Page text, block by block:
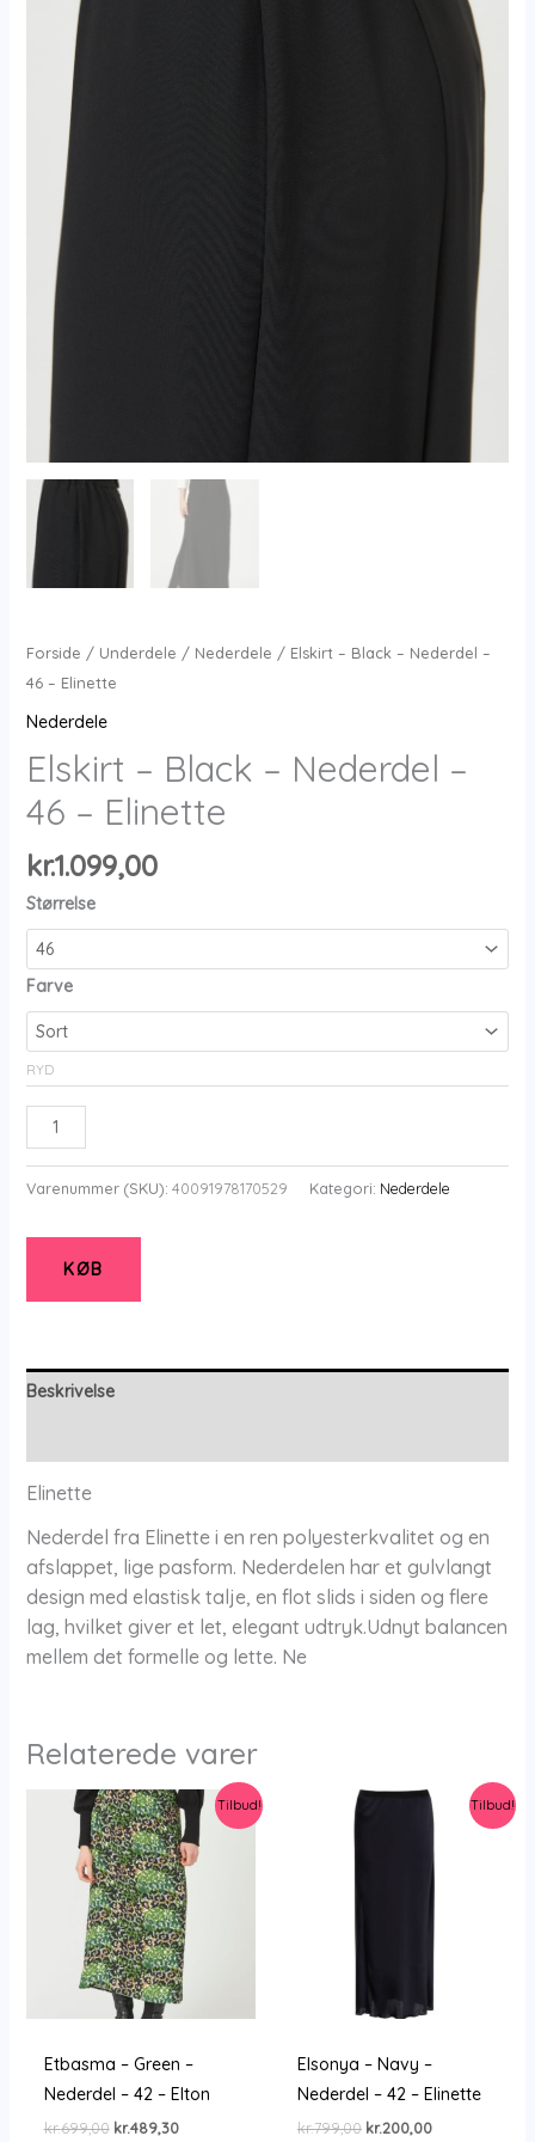
Forside / Underdele / Nederdele / Elskirt – Black – Nederdel –
46 – Elinette
Nederdele
Elskirt – Black – Nederdel –
46 – Elinette
kr.1.099,00
Størrelse
Farve
RYD
Elskirt
-
Black
Nederdel
46
antal
Varenummer (SKU): 40091978170529 Kategori: Nederdele
KØB
Beskrivelse
Elinette
Nederdel fra Elinette i en ren polyesterkvalitet og en
afslappet, lige pasform. Nederdelen har et gulvlangt
design med elastisk talje, en flot slids i siden og flere
lag, hvilket giver et let, elegant udtryk.Udnyt balancen
mellem det formelle og lette. Ne
Relaterede varer
Tilbud!
Etbasma – Green –
Nederdel – 42 – Elton
kr.699,00 Den
kr.489,30Den
Tilbud!
Elsonya – Navy –
Nederdel – 42 – Elinette
kr.799,00 Den
kr.200,00Den